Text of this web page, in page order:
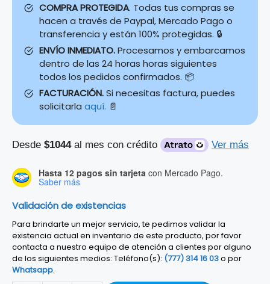
COMPRA PROTEGIDA. Todas tus compras se
hacen a través de Paypal, Mercado Pago o
transferencia y están 100% protegidas. 🔒
ENVÍO INMEDIATO.Procesamos y embarcamos
dentro de las 24 horas horas siguientes
todos los pedidos confirmados. 📦
FACTURACIÓN.Si necesitas factura, puedes
solicitarla aquí. 📄
Desde $1044al mes con crédito Ver más
Hasta 12 pagos sin tarjeta con Mercado Pago.
Saber más
Validación de existencias
Para brindarte un mejor servicio, te pedimos validar la
existencia actual en inventario de este producto, por favor
contacta a nuestro equipo de atención a clientes por alguno
de los siguientes medios: Teléfono(s): (777) 314 16 03o por
Whatsapp.